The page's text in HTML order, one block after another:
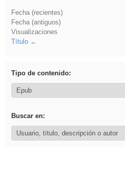
Fecha (recientes)
Fecha (antiguos)
Visualizaciones
Título
Tipo de contenido:
Buscar en: